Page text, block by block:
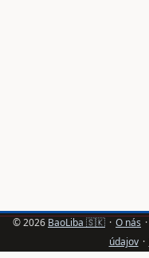
© 2026 BaoLiba 🇸🇰 · O nás ·
údajov ·